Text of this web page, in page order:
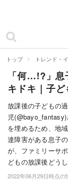
カテゴリー一覧
妊娠
出産
赤ちゃん・育
子育て・家族
病院
美容・ファッ
トップ トレンド・
「何…!?」息
キドキ｜子
放課後の子どもの
児
を埋めるため、地
達障害がある息子
が、ファミリーサ
どもの放課後どう
2022年06月29日時点の